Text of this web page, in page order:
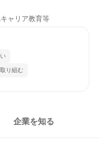
ャリア教育等
り組む
企業を知る